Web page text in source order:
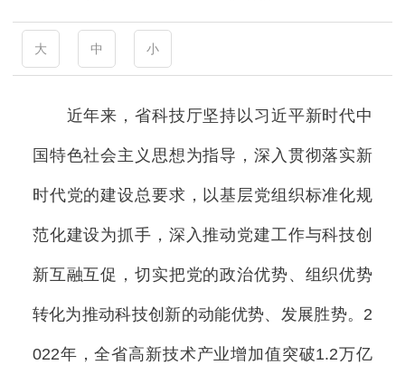
大 中 小
近年来，省科技厅坚持以习近平新时代中
国特色社会主义思想为指导，深入贯彻落实新
时代党的建设总要求，以基层党组织标准化规
范化建设为抓手，深入推动党建工作与科技创
新互融互促，切实把党的政治优势、组织优势
转化为推动科技创新的动能优势、发展胜势。2
022年，全省高新技术产业增加值突破1.2万亿